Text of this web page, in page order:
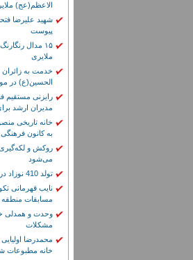
الاعظم(عج)
شهید علیرضا
پیوست
۱۵ مدال
ملایری
خدمت به زائران
الحسین(ع) در
رایزنی مستقیم
مدیران ارشد
خانه تاریخی
به کانون
روکش و
می‌شود
تولد 410 نوزاد در بیمارستان مهر ملایر
نایب قهرمانی
مسابقات منطقه ۴
وحدت و همدلی
مشکلات
محمدرضا
خانه مطبوعات